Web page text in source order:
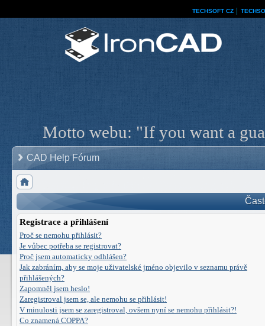
TECHSOFT CZ
Motto webu: "If you want a
CAD Help Fórum
Registrace a přihlášení
Proč se nemohu přihlásit?
Je vůbec potřeba se registrovat?
Proč jsem automaticky odhlášen?
Jak zabráním, aby se moje uživatelské jméno objevilo v seznamu právě
přihlášených?
Zapomněl jsem heslo!
Zaregistroval jsem se, ale nemohu se přihlásit!
V minulosti jsem se zaregistroval, ovšem nyní se nemohu přihlásit?!
Co znamená COPPA?